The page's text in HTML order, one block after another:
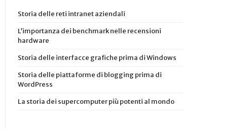
Storia delle reti intranet aziendali
L’importanza dei benchmark nelle recensioni
hardware
Storia delle interfacce grafiche prima di Windows
Storia delle piattaforme di blogging prima di
WordPress
La storia dei supercomputer più potenti al mondo